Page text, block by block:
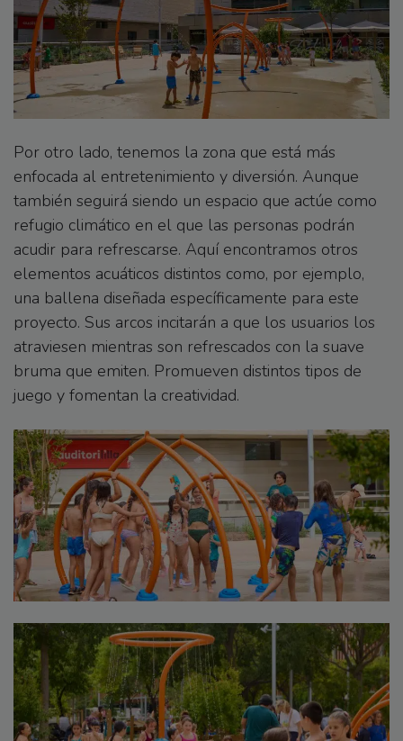
Por otro lado, tenemos la zona que está más
enfocada al entretenimiento y diversión. Aunque
también seguirá siendo un espacio que actúe como
refugio climático en el que las personas podrán
acudir para refrescarse. Aquí encontramos otros
elementos acuáticos distintos como, por ejemplo,
una ballena diseñada específicamente para este
proyecto. Sus arcos incitarán a que los usuarios los
atraviesen mientras son refrescados con la suave
bruma que emiten. Promueven distintos tipos de
juego y fomentan la creatividad.